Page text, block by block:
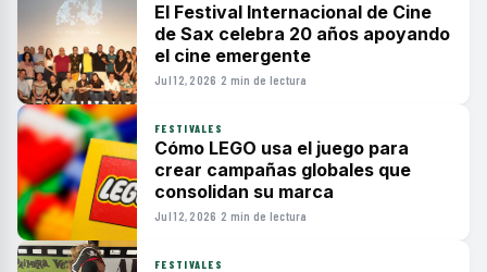
El Festival Internacional de Cine
de Sax celebra 20 años apoyando
el cine emergente
Jul 12, 2026 ·2 min de lectura
FESTIVALES
Cómo LEGO usa el juego para
crear campañas globales que
consolidan su marca
Jul 12, 2026 ·2 min de lectura
FESTIVALES